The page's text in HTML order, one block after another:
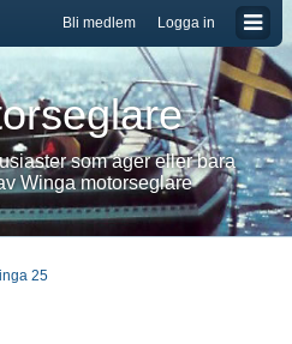
Logga in
Bli medlem
som äger eller bara
Winga motorseglare
25